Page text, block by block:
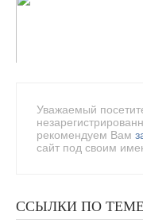
Уважаемый
рекомендуем Вам
сайт под своим
ССЫЛКИ ПО ТЕМЕ